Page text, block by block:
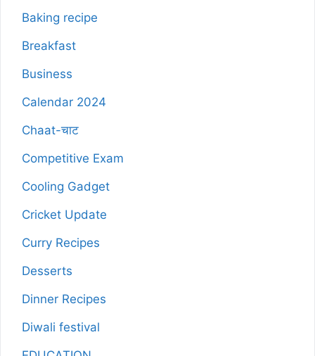
Baking recipe
Breakfast
Business
Calendar 2024
Chaat-चाट
Competitive Exam
Cooling Gadget
Cricket Update
Curry Recipes
Desserts
Dinner Recipes
Diwali festival